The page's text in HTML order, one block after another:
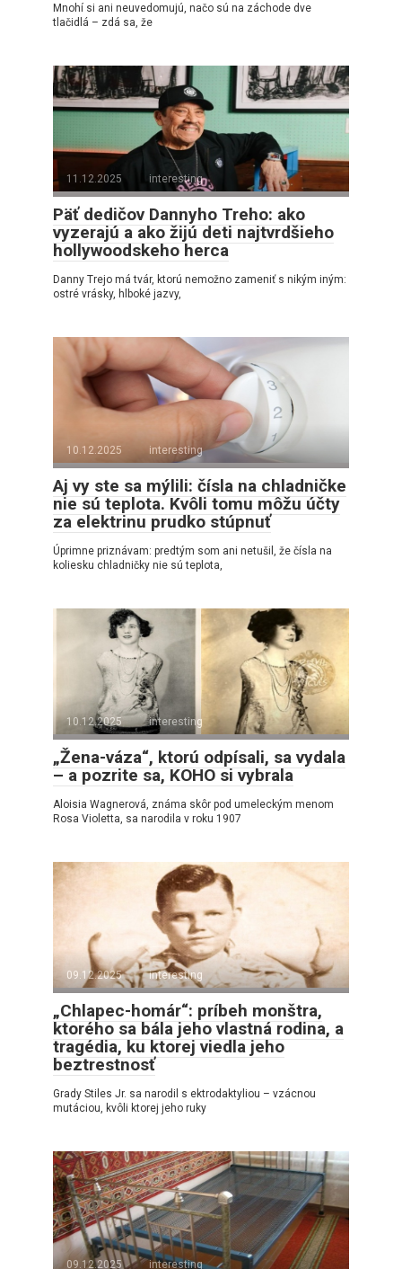
Mnohí si ani neuvedomujú, načo sú na záchode dve
tlačidlá – zdá sa, že
11.12.2025 interesting
Päť dedičov Dannyho Treho: ako
vyzerajú a ako žijú deti najtvrdšieho
hollywoodskeho herca
Danny Trejo má tvár, ktorú nemožno zameniť s nikým iným:
ostré vrásky, hlboké jazvy,
10.12.2025 interesting
Aj vy ste sa mýlili: čísla na chladničke
nie sú teplota. Kvôli tomu môžu účty
za elektrinu prudko stúpnuť
Úprimne priznávam: predtým som ani netušil, že čísla na
koliesku chladničky nie sú teplota,
10.12.2025 interesting
„Žena-váza“, ktorú odpísali, sa vydala
– a pozrite sa, KOHO si vybrala
Aloisia Wagnerová, známa skôr pod umeleckým menom
Rosa Violetta, sa narodila v roku 1907
09.12.2025 interesting
„Chlapec-homár“: príbeh monštra,
ktorého sa bála jeho vlastná rodina, a
tragédia, ku ktorej viedla jeho
beztrestnosť
Grady Stiles Jr. sa narodil s ektrodaktyliou – vzácnou
mutáciou, kvôli ktorej jeho ruky
09.12.2025 interesting